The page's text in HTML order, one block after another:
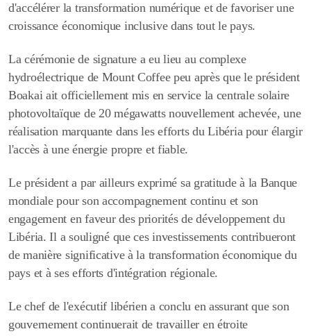
d'accélérer la transformation numérique et de favoriser une
croissance économique inclusive dans tout le pays.
La cérémonie de signature a eu lieu au complexe
hydroélectrique de Mount Coffee peu après que le président
Boakai ait officiellement mis en service la centrale solaire
photovoltaïque de 20 mégawatts nouvellement achevée, une
réalisation marquante dans les efforts du Libéria pour élargir
l'accès à une énergie propre et fiable.
Le président a par ailleurs exprimé sa gratitude à la Banque
mondiale pour son accompagnement continu et son
engagement en faveur des priorités de développement du
Libéria. Il a souligné que ces investissements contribueront
de manière significative à la transformation économique du
pays et à ses efforts d'intégration régionale.
Le chef de l'exécutif libérien a conclu en assurant que son
gouvernement continuerait de travailler en étroite